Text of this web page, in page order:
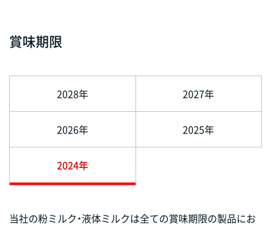
賞味期限
2028年 2027年
2026年 2025年
2024年
当社の粉ミルク・液体ミルクは全ての賞味期限の製品にお